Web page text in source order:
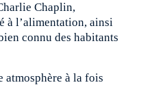
Chaplin,
à l’alimentation, ainsi
connu des habitants
atmosphère à la fois